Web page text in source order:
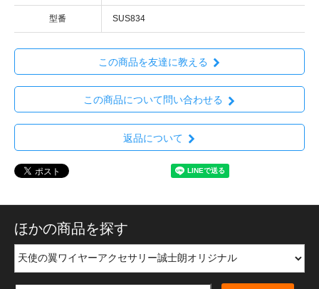
型番 SUS834
この商品を友達に教える
この商品について問い合わせる
返品について
ほかの商品を探す